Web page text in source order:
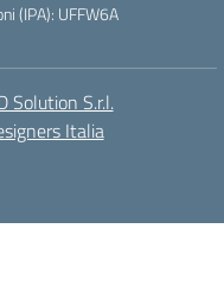
(IPA): UFFW6A
Solution S.r.l.
Italia